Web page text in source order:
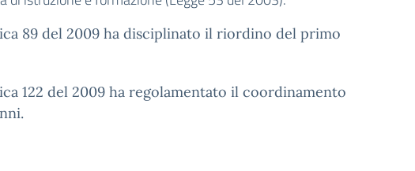
89 del 2009 ha disciplinato il riordino del primo
122 del 2009 ha regolamentato il coordinamento